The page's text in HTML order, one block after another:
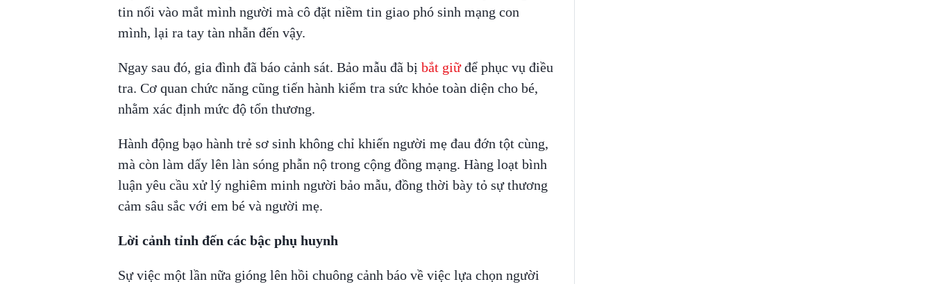
tin nổi vào mắt mình người mà cô đặt niềm tin giao phó sinh mạng con
mình, lại ra tay tàn nhẫn đến vậy.
Ngay sau đó, gia đình đã báo cảnh sát. Bảo mẫu đã bị bắt giữđể phục vụ điều
tra. Cơ quan chức năng cũng tiến hành kiểm tra sức khỏe toàn diện cho bé,
nhằm xác định mức độ tổn thương.
Hành động bạo hành trẻ sơ sinh không chỉ khiến người mẹ đau đớn tột cùng,
mà còn làm dấy lên làn sóng phẫn nộ trong cộng đồng mạng. Hàng loạt bình
luận yêu cầu xử lý nghiêm minh người bảo mẫu, đồng thời bày tỏ sự thương
cảm sâu sắc với em bé và người mẹ.
Lời cảnh tỉnh đến các bậc phụ huynh
Sự việc một lần nữa gióng lên hồi chuông cảnh báo về việc lựa chọn người